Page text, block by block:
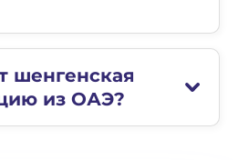
шенгенская
из ОАЭ?